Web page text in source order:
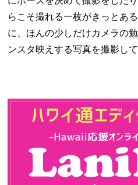
らこそ撮れる一枚がきっとあ
に、ほんの少しだけカメラの
ンスタ映えする写真を撮影して